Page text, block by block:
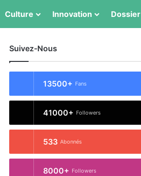
Culture Innovation Dossier
Suivez-Nous
13500+ Fans
41000+ Followers
533 Abonnés
8000+ Followers